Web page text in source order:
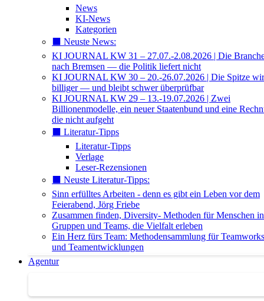
News
KI-News
Kategorien
⬛️ Neuste News:
KI JOURNAL KW 31 – 27.07.-2.08.2026 | Die
nach Bremsen — die Politik liefert nicht
KI JOURNAL KW 30 – 20.-26.07.2026 | Die Spitze
billiger — und bleibt schwer überprüfbar
KI JOURNAL KW 29 – 13.-19.07.2026 | Zwei
Billionenmodelle, ein neuer Staatenbund und eine
die nicht aufgeht
⬛️ Literatur-Tipps
Literatur-Tipps
Verlage
Leser-Rezensionen
⬛️ Neuste Literatur-Tipps:
Sinn erfülltes Arbeiten - denn es gibt ein Leben vor dem
Feierabend, Jörg Friebe
Zusammen finden, Diversity- Methoden für Menschen in
Gruppen und Teams, die Vielfalt erleben
Ein Herz fürs Team: Methodensammlung für
und Teamentwicklungen
Agentur